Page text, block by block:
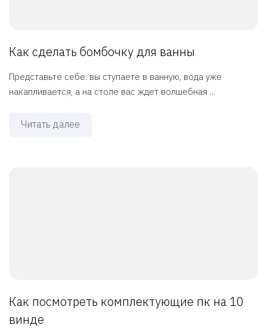
Как сделать бомбочку для ванны
Представьте себе: вы ступаете в ванную, вода уже
накапливается, а на столе вас ждет волшебная ...
Читать далее
Как посмотреть комплектующие пк на 10
винде